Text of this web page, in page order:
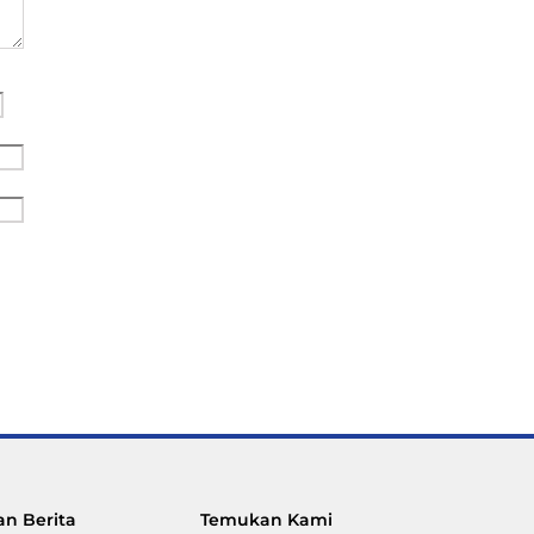
Berita Temukan Kami